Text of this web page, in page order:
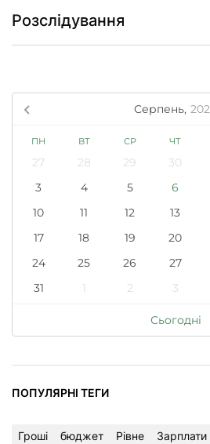
Розслідування
Серпень,
ПН ВТ СР ЧТ
27 28 29 30
3
4 5 6
10
11 12 13
17
18 19 20
24
25 26 27
31
1 2 3
Сьогодні
ПОПУЛЯРНІ ТЕГИ
Гроші бюджет Рівне Зарплати